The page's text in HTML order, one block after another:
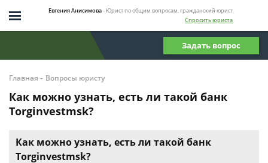
Евгения Анисимова- Юрист по общим вопросам, гражданский юрист
Спросить юриста
Задать вопрос
Главная - Вопросы юристу
Как можно узнать, есть ли такой банк
Torginvestmsk?
Как можно узнать, есть ли такой банк
Torginvestmsk?